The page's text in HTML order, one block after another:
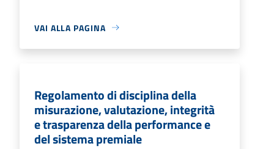
VAI ALLA PAGINA
Regolamento di disciplina della
misurazione, valutazione, integrità
e trasparenza della performance e
del sistema premiale